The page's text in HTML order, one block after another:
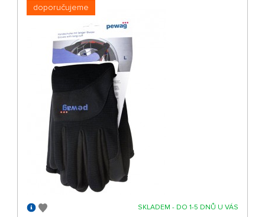
doporučujeme
SKLADEM - DO 1-5 DNŮ U VÁS